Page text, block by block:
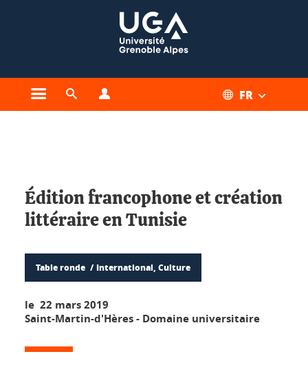
Ouvrir le menu principal
Ouvrir le moteur de recherche FR
Édition francophone et création
littéraire en Tunisie
Table ronde International, Culture
le 22 mars 2019
Saint-Martin-d'Hères - Domaine universitaire